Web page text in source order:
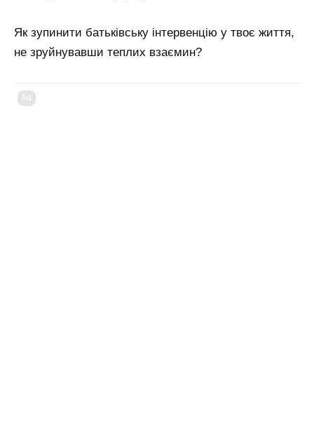
Як зупинити батьківську інтервенцію у твоє життя,
не зруйнувавши теплих взаємин?
Ad